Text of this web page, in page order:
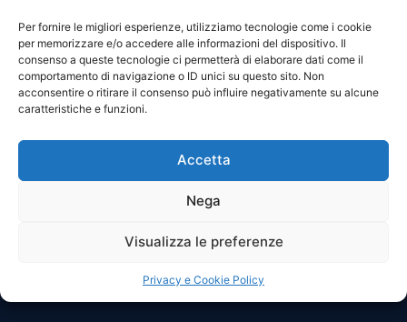
Per fornire le migliori esperienze, utilizziamo tecnologie come i cookie
per memorizzare e/o accedere alle informazioni del dispositivo. Il
consenso a queste tecnologie ci permetterà di elaborare dati come il
comportamento di navigazione o ID unici su questo sito. Non
acconsentire o ritirare il consenso può influire negativamente su alcune
caratteristiche e funzioni.
Accetta
Nega
Visualizza le preferenze
Privacy e Cookie Policy
clienti@officinefvg.it
info@officinefvg.it
posta@officinefvgpec.It
ORARI
Sabato: 8:00 – 12:00